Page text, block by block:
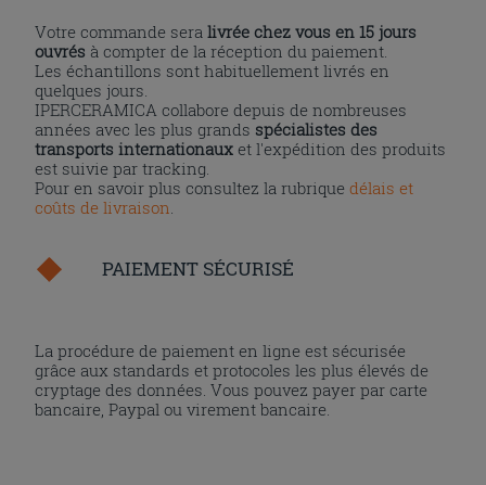
Votre commande seralivrée chez vous en 15 jours
ouvrés à compter de la réception du paiement.
Les échantillons sont habituellement livrés en
quelques jours.
IPERCERAMICA collabore depuis de nombreuses
années avec les plus grands spécialistes des
transports internationaux et l'expédition des produits
est suivie par tracking.
Pour en savoir plus consultez la rubriquedélais et
coûts de livraison.
PAIEMENT SÉCURISÉ
La procédure de paiement en ligne est sécurisée
grâce aux standards et protocoles les plus élevés de
cryptage des données. Vous pouvez payer par carte
bancaire, Paypal ou virement bancaire.